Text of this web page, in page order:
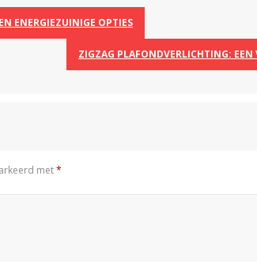
ENERGIEZUINIGE OPTIES
ZIGZAG PLAFONDVERLICHTING:
met*